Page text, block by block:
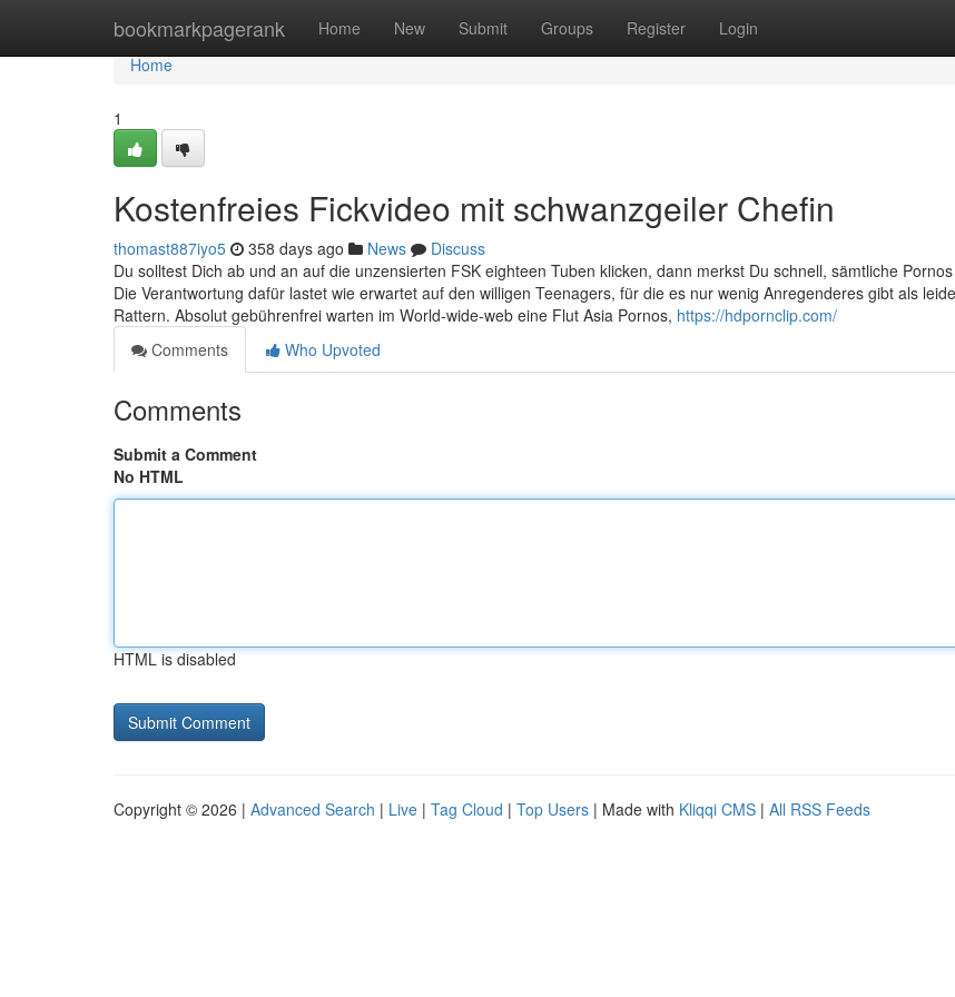
bookmarkpagerank Home New Submit Groups Register Login
Home
Home
1
Kostenfreies Fickvideo mit schwanzgeiler Chefin
thomast887iyo5 358 days ago News
Discuss
Du solltest Dich ab und an auf die unzensierten FSK eighteen Tuben klicken, dann merkst Du schnell, sämtliche
Die Verantwortung dafür lastet wie erwartet auf den willigen Teenagers, für die es nur wenig Anregenderes gibt als
Rattern. Absolut gebührenfrei warten im World-wide-web eine Flut Asia Pornos, https://hdpornclip.com/
Comments
Who Upvoted
Comments
Submit a Comment
No HTML
HTML is disabled
Copyright © 2026 | Advanced Search | Live | Tag Cloud | Top Users | Made with Kliqqi CMS | All RSS Feeds